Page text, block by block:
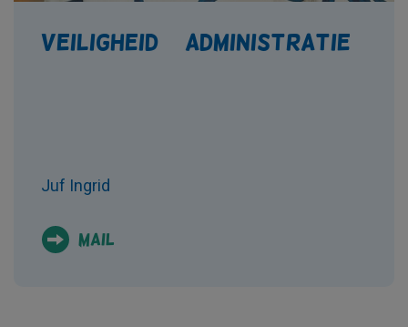
Veiligheid + administratie
Juf Ingrid
Mail